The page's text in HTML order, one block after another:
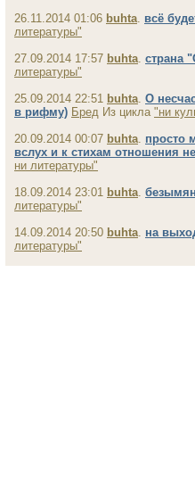
26.11.2014 01:06 buhta. всё
литературы"
27.09.2014 17:57 buhta. страна
литературы"
25.09.2014 22:51 buhta. О
в рифму) Бред Из цикла "ни
20.09.2014 00:07 buhta. просто
вслух и к стихам отношения
ни литературы"
18.09.2014 23:01 buhta.
литературы"
14.09.2014 20:50 buhta. на
литературы"